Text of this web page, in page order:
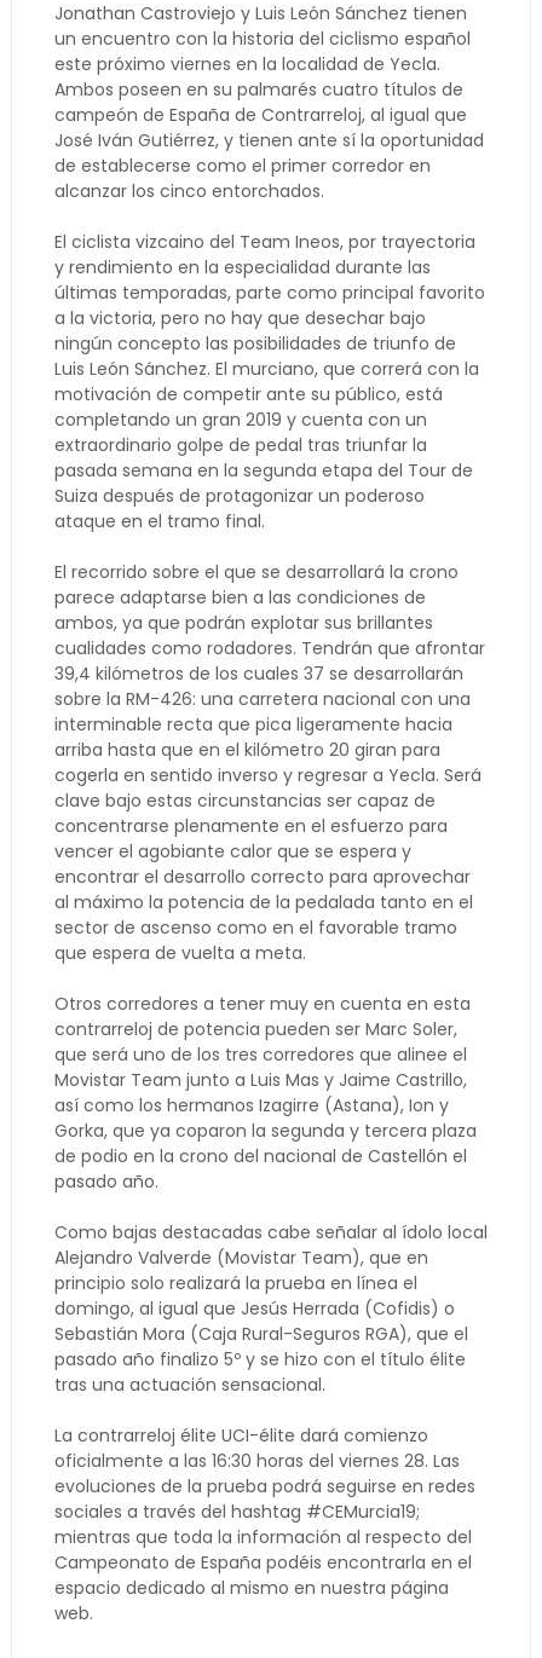
Jonathan Castroviejo y Luis León Sánchez tienen
un encuentro con la historia del ciclismo español
este próximo viernes en la localidad de Yecla.
Ambos poseen en su palmarés cuatro títulos de
campeón de España de Contrarreloj, al igual que
José Iván Gutiérrez, y tienen ante sí la oportunidad
de establecerse como el primer corredor en
alcanzar los cinco entorchados.
El ciclista vizcaino del Team Ineos, por trayectoria
y rendimiento en la especialidad durante las
últimas temporadas, parte como principal favorito
a la victoria, pero no hay que desechar bajo
ningún concepto las posibilidades de triunfo de
Luis León Sánchez. El murciano, que correrá con la
motivación de competir ante su público, está
completando un gran 2019 y cuenta con un
extraordinario golpe de pedal tras triunfar la
pasada semana en la segunda etapa del Tour de
Suiza después de protagonizar un poderoso
ataque en el tramo final.
El recorrido sobre el que se desarrollará la crono
parece adaptarse bien a las condiciones de
ambos, ya que podrán explotar sus brillantes
cualidades como rodadores. Tendrán que afrontar
39,4 kilómetros de los cuales 37 se desarrollarán
sobre la RM-426: una carretera nacional con una
interminable recta que pica ligeramente hacia
arriba hasta que en el kilómetro 20 giran para
cogerla en sentido inverso y regresar a Yecla. Será
clave bajo estas circunstancias ser capaz de
concentrarse plenamente en el esfuerzo para
vencer el agobiante calor que se espera y
encontrar el desarrollo correcto para aprovechar
al máximo la potencia de la pedalada tanto en el
sector de ascenso como en el favorable tramo
que espera de vuelta a meta.
Otros corredores a tener muy en cuenta en esta
contrarreloj de potencia pueden ser Marc Soler,
que será uno de los tres corredores que alinee el
Movistar Team junto a Luis Mas y Jaime Castrillo,
así como los hermanos Izagirre (Astana), Ion y
Gorka, que ya coparon la segunda y tercera plaza
de podio en la crono del nacional de Castellón el
pasado año.
Como bajas destacadas cabe señalar al ídolo local
Alejandro Valverde (Movistar Team), que en
principio solo realizará la prueba en línea el
domingo, al igual que Jesús Herrada (Cofidis) o
Sebastián Mora (Caja Rural-Seguros RGA), que el
pasado año finalizo 5º y se hizo con el título élite
tras una actuación sensacional.
La contrarreloj élite UCI-élite dará comienzo
oficialmente a las 16:30 horas del viernes 28. Las
evoluciones de la prueba podrá seguirse en redes
sociales a través del hashtag #CEMurcia19;
mientras que toda la información al respecto del
Campeonato de España podéis encontrarla en el
espacio dedicado al mismo en nuestra página
web.